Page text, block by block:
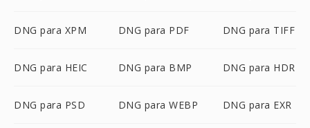
DNG para XPM DNG para PDF DNG para TIFF
DNG para HEIC DNG para BMP DNG para HDR
DNG para PSD DNG para WEBP DNG para EXR